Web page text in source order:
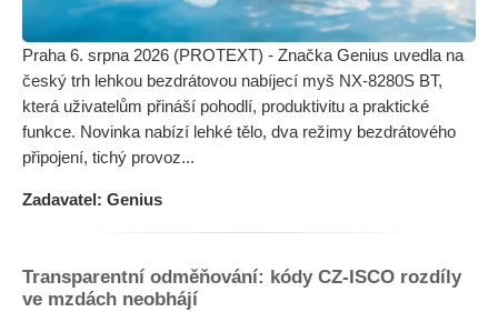
Praha 6. srpna 2026 (PROTEXT) - Značka Genius uvedla na
český trh lehkou bezdrátovou nabíjecí myš NX-8280S BT,
která uživatelům přináší pohodlí, produktivitu a praktické
funkce. Novinka nabízí lehké tělo, dva režimy bezdrátového
připojení, tichý provoz...
Zadavatel: Genius
Transparentní odměňování: kódy CZ-ISCO rozdíly
ve mzdách neobhájí